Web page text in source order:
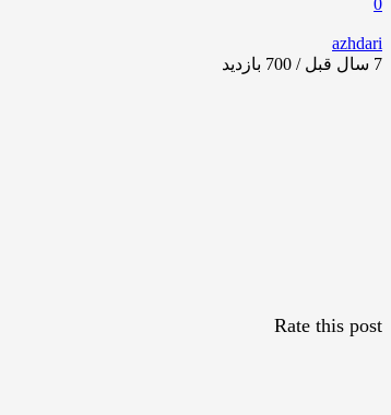
azhdari
7 سال قبل / 700
بازدید
Rate this post